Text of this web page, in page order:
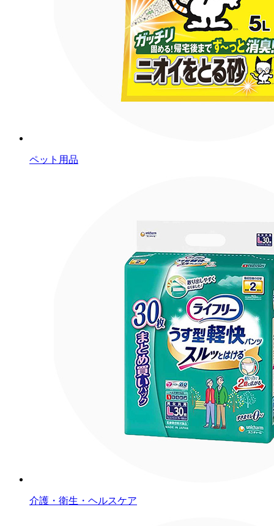
ペット用品
介護・衛生・ヘルスケア